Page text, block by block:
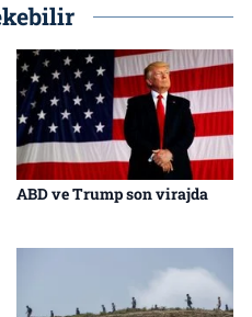
ABD ve Trump son virajda